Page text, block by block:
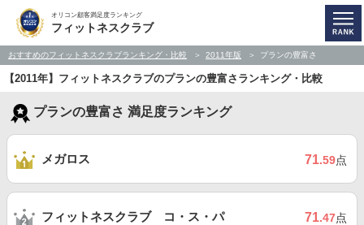
オリコン顧客満足度ランキング
フィットネスクラブ
おすすめのフィットネスクラブランキング・比較 2011年版 プランの豊富さ
【2011年】フィットネスクラブのプランの豊富さランキング・比較
プランの豊富さ 満足度ランキング
メガロス 71.59点
フィットネスクラブ コ・ス・パ 71.47点